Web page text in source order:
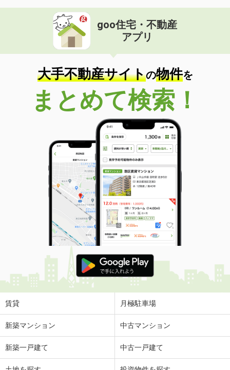
goo住宅・不動産
アプリ
大手不動産サイトの物件を
まとめて検索！
賃貸 月極駐車場
新築マンション 中古マンション
新築一戸建て 中古一戸建て